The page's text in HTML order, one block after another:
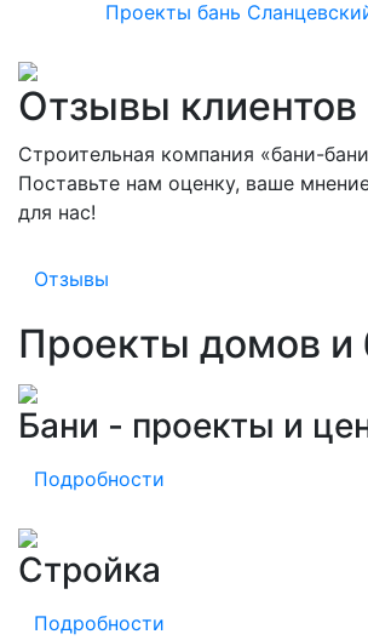
Проекты бань
Отзывы клиентов
Строительная компания «бани-
Поставьте нам оценку, ваше
для нас!
Отзывы
Проекты домов и
Бани - проекты и
Подробности
Стройка
Подробности